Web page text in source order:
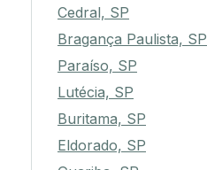
Cedral, SP
Bragança Paulista, SP
Paraíso, SP
Lutécia, SP
Buritama, SP
Eldorado, SP